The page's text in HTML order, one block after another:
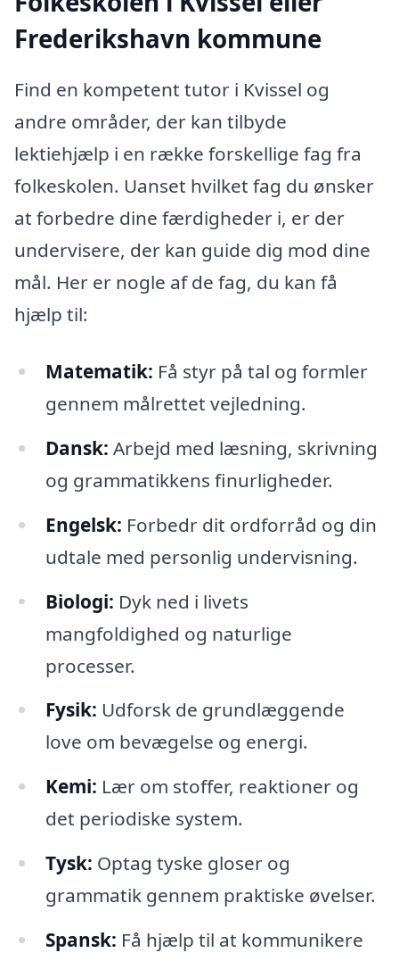
Frederikshavn kommune
Find en kompetent tutor i Kvissel og
andre områder, der kan tilbyde
lektiehjælp i en række forskellige fag fra
folkeskolen. Uanset hvilket fag du ønsker
at forbedre dine færdigheder i, er der
undervisere, der kan guide dig mod dine
mål. Her er nogle af de fag, du kan få
hjælp til:
Matematik: Få styr på tal og formler
gennem målrettet vejledning.
Dansk: Arbejd med læsning, skrivning
og grammatikkens finurligheder.
Engelsk: Forbedr dit ordforråd og din
udtale med personlig undervisning.
Biologi: Dyk ned i livets
mangfoldighed og naturlige
processer.
Fysik: Udforsk de grundlæggende
love om bevægelse og energi.
Kemi: Lær om stoffer, reaktioner og
det periodiske system.
Tysk: Optag tyske gloser og
grammatik gennem praktiske øvelser.
Spansk: Få hjælp til at kommunikere